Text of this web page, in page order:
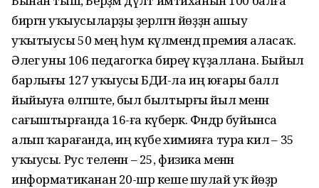
биргән уҡыусыларҙы әҙерләгән йөҙҙән ашыу
уҡытыусы 50 мең һум күләмендә премия аласаҡ.
Әлегә уны 106 педагогҡа биреү күҙаллана. Быйыл
барлығы 127 уҡыусы БДИ-ла иң юғары балл
йыйыуға өлгәште, был былтырғы йыл менән
сағыштырғанда 16-ға күберәк. Фәндәр буйынса
алып ҡарағанда, иң күбе химияға тура килә – 35
уҡыусы. Рус теленән – 25, физика менән
информатиканан 20-шәр кеше шулай уҡ йөҙәр